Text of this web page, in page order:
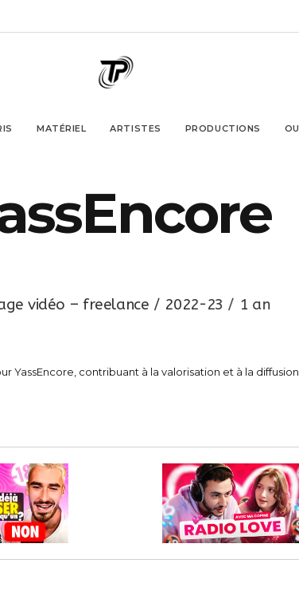
MATÉRIEL ARTISTES PRODUCTIONS
ssEncore
ge vidéo – freelance / 2022-23 / 1 an
YassEncore, contribuant à la valorisation et à la